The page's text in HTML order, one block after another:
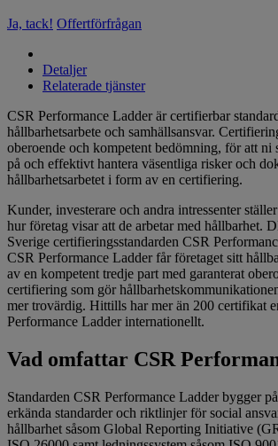
Ja, tack! Offertförfrågan
Detaljer
Relaterade tjänster
CSR Performance Ladder är certifierbar
hållbarhetsarbete och samhällsansvar.
oberoende och kompetent bedömning, för att ni
på och effektivt hantera väsentliga risker och
hållbarhetsarbetet i form av en certifiering.
Kunder, investerare och andra intressenter
hur företag visar att de arbetar med hållbarhet.
Sverige certifieringsstandarden CSR
CSR Performance Ladder får företaget sitt
av en kompetent tredje part med garanterat
certifiering som gör
mer trovärdig. Hittills har mer än 200 certifikat
Performance Ladder internationellt.
Vad omfattar CSR
Standarden CSR Performance Ladder bygger
erkända standarder och riktlinjer för social
hållbarhet såsom Global Reporting Initiative